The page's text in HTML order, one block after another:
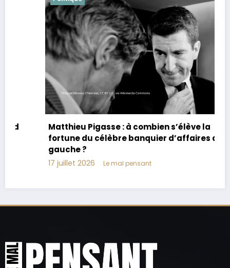
Matthieu Pigasse : à combien s’élève la
fortune du célèbre banquier d’affaires de
gauche ?
17 juillet 2026 Le mal pensant